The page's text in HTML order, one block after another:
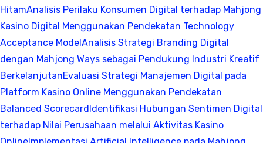
HitamAnalisis Perilaku Konsumen Digital terhadap Mahjong
Kasino Digital Menggunakan Pendekatan Technology
Acceptance Model Analisis Strategi Branding Digital
dengan Mahjong Ways sebagai Pendukung Industri Kreatif
BerkelanjutanEvaluasi Strategi Manajemen Digital pada
Platform Kasino Online Menggunakan Pendekatan
Balanced Scorecard Identifikasi Hubungan Sentimen Digital
terhadap Nilai Perusahaan melalui Aktivitas Kasino